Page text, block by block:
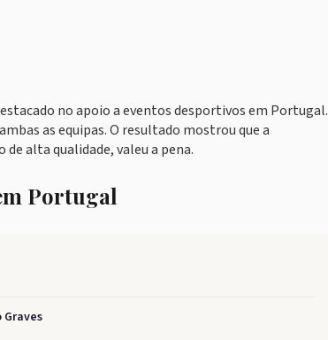
no apoio a eventos desportivos em Portugal.
as equipas. O resultado mostrou que a
alta qualidade, valeu a pena.
Portugal